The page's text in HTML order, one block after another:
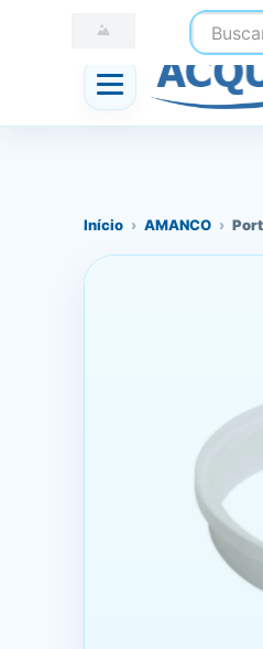
Buscar
☎ (41) 3247-1199
Início › AMANCO ›